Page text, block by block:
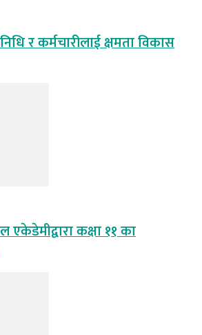
र कर्मचारीलाई क्षमता विकास
कक्षा ११ का